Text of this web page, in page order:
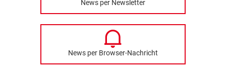
News per Newsletter
News per Browser-Nachricht